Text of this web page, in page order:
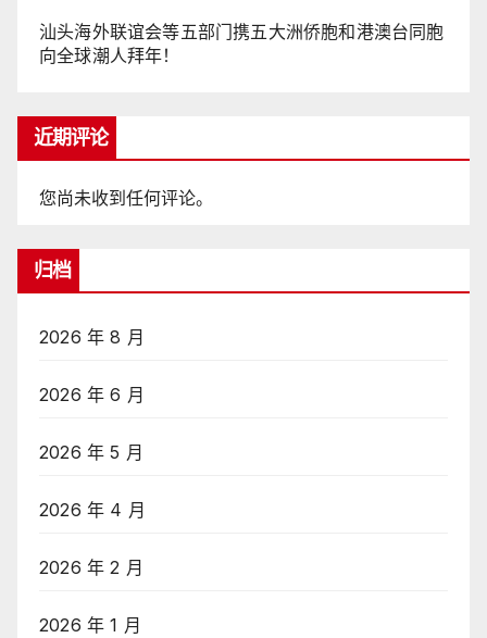
汕头海外联谊会等五部门携五大洲侨胞和港澳台同胞
向全球潮人拜年！
近期评论
您尚未收到任何评论。
归档
2026 年 8 月
2026 年 6 月
2026 年 5 月
2026 年 4 月
2026 年 2 月
2026 年 1 月